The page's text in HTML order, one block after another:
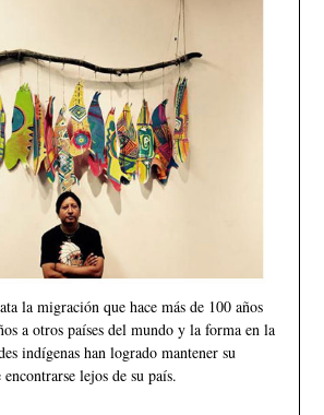
la migración que hace más de 100 años
a otros países del mundo y la forma en la
indígenas han logrado mantener su
lejos de su país.